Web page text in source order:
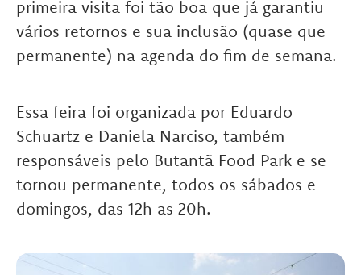
primeira visita foi tão boa que já garantiu
vários retornos e sua inclusão (quase que
permanente) na agenda do fim de semana.
Essa feira foi organizada por Eduardo
Schuartz e Daniela Narciso, também
responsáveis pelo Butantã Food Park e se
tornou permanente, todos os sábados e
domingos, das 12h as 20h.